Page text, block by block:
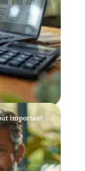
important